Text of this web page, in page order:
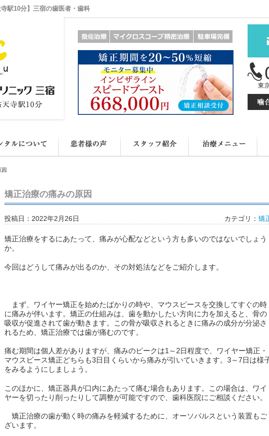
駅10分】三宿の歯医者・歯科
東
因
矯正治療の痛みの原因
投稿日：2022年2月26日 カテゴリ： 矯
矯正治療をするにあたって、痛みが心配などという方も多いのではないでしょう
か。
今回はどうして痛みが出るのか、その対処法などをご紹介します。
まず、ワイヤー矯正を始めたばかりの時や、マウスピースを交換してすぐの時
に痛みが伴います。矯正の仕組みは、歯を動かしたい方向に力を加えると、骨の
吸収が促進されて歯が動きます。この骨が吸収されるときに痛みの成分が分泌さ
れるため、矯正治療では歯が痛むのです。
痛む期間は個人差がありますが、痛みのピークは1～2日程度で、ワイヤー矯正・
マウスピース矯正どちらも3日目くらいから痛みが引いていきます。3～7日は様
をみるようにしましょう。
このほかに、矯正器具が口内にあたって痛む場合もあります。この場合は、ワイ
ヤーを切ったり削ったりして調整が可能ですので、歯科医院にご相談ください。
矯正治療の歯が動く時の痛みを軽減するために、オーソパルスという装置もご
ざいます。